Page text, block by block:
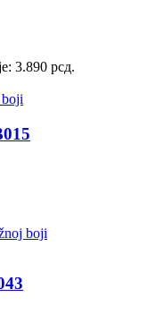
3.890 рсд.